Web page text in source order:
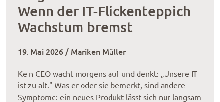
Wenn der IT-Flickenteppich
Wachstum bremst
19. Mai 2026 / Mariken Müller
Kein CEO wacht morgens auf und denkt: „Unsere IT
ist zu alt." Was er oder sie bemerkt, sind andere
Symptome: ein neues Produkt lässt sich nur langsam